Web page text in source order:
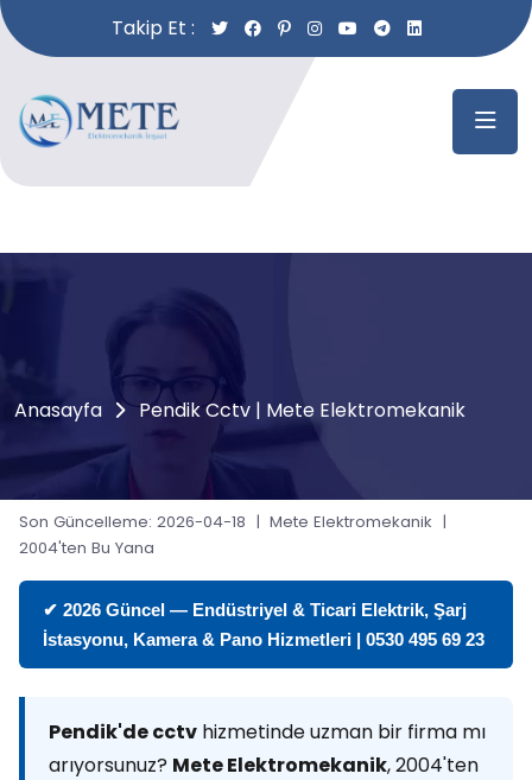
Takip Et :
Anasayfa Pendik Cctv | Mete Elektromekanik
Son Güncelleme: 2026-04-18 | Mete Elektromekanik |
2004'ten Bu Yana
✔ 2026 Güncel — Endüstriyel & Ticari Elektrik, Şarj
İstasyonu, Kamera & Pano Hizmetleri | 0530 495 69 23
Pendik'de cctv hizmetinde uzman bir firma mı
arıyorsunuz? Mete Elektromekanik, 2004'ten